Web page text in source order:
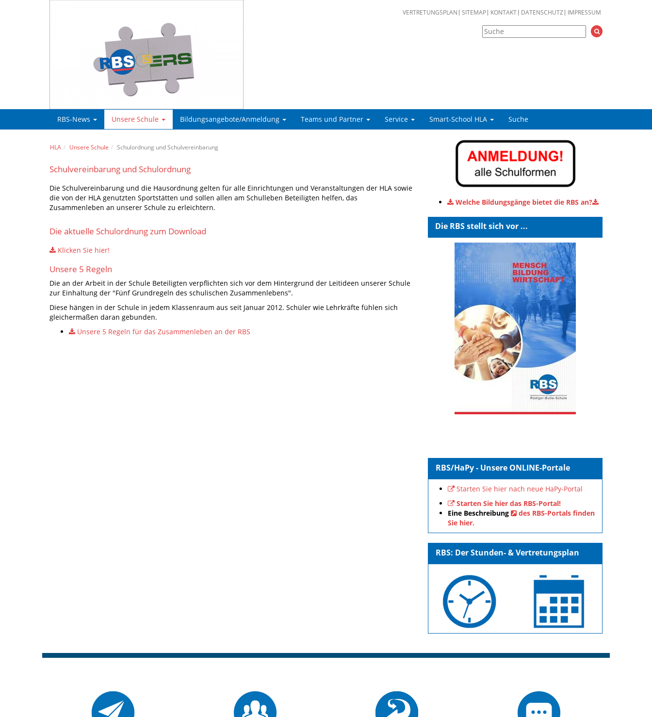
VERTRETUNGSPLAN SITEMAP KONTAKT DATENSCHUTZ IMPRESSUM
RBS-News Unsere Schule Bildungsangebote/Anmeldung Teams und Partner Service Smart-School HLA Suche
Welche Bildungsgänge bietet die RBS an?
Die RBS stellt sich vor ...
RBS/HaPy - Unsere ONLINE-Portale
Starten Sie hier nach neue HaPy-Portal
Starten Sie hier das RBS-Portal!
Eine Beschreibung
des RBS-Portals finden
Sie hier.
RBS: Der Stunden- & Vertretungsplan
HLA Unsere Schule Schulordnung und Schulvereinbarung
Schulvereinbarung und Schulordnung
Die Schulvereinbarung und die Hausordnung gelten für alle Einrichtungen und Veranstal­tungen der HLA sowie
die von der HLA genutzten Sportstätten und sollen allen am Schulleben Beteiligten helfen, das
Zusammenleben an unserer Schule zu erleichtern.
Die aktuelle Schulordnung zum Download
Klicken Sie hier!
Unsere 5 Regeln
Die an der Arbeit in der Schule Beteiligten verpflichten sich vor dem Hintergrund der Leitideen unserer Schule
zur Einhaltung der "Fünf Grundregeln des schulischen Zusammenlebens".
Diese hängen in der Schule in jedem Klassenraum aus seit Januar 2012. Schüler wie Lehrkräfte fühlen sich
gleichermaßen daran gebunden.
Unsere 5 Regeln für das Zusammenleben an der RBS